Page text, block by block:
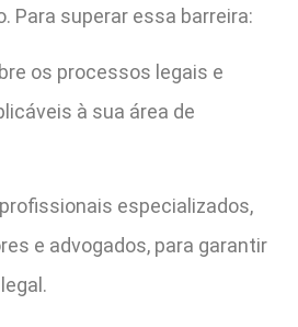
Para superar essa barreira:
os processos legais e
à sua área de
especializados,
e advogados, para garantir